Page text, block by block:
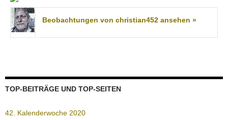
Beobachtungen von christian452 ansehen »
TOP-BEITRÄGE UND TOP-SEITEN
42. Kalenderwoche 2020